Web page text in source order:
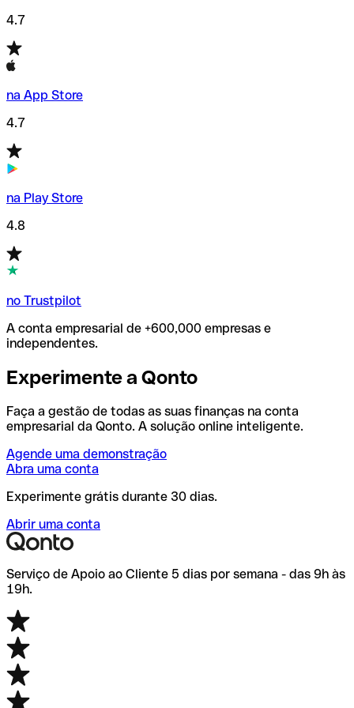
4.7
na App Store
4.7
na Play Store
4.8
no Trustpilot
A conta empresarial de +600,000 empresas e
independentes.
Experimente a Qonto
Faça a gestão de todas as suas finanças na conta
empresarial da Qonto. A solução online inteligente.
Agende uma demonstração
Abra uma conta
Experimente grátis durante 30 dias.
Abrir uma conta
Serviço de Apoio ao Cliente 5 dias por semana - das 9h às
19h.